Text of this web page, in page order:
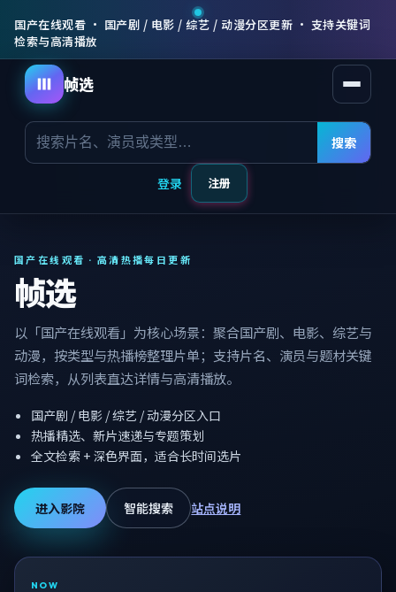
国产在线观看 · 国产剧 / 电影 / 综艺 / 动漫分区更新 · 支持关键词
检索与高清播放
帧选 打开
搜索
登录 注册
国产在线观看 · 高清热播每日更新
帧选
以「国产在线观看」为核心场景：聚合国产剧、电影、综艺与
动漫，按类型与热播榜整理片单；支持片名、演员与题材关键
词检索，从列表直达详情与高清播放。
国产剧 / 电影 / 综艺 / 动漫分区入口
热播精选、新片速递与专题策划
全文检索 + 深色界面，适合长时间选片
进入影院 智能搜索 站点说明
NOW